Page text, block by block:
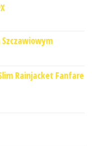
Rainjacket Fanfare